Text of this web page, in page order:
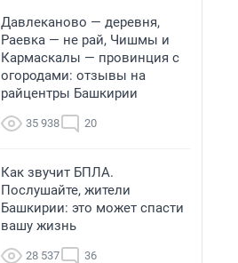
Давлеканово — деревня,
Раевка — не рай, Чишмы и
Кармаскалы — провинция с
огородами: отзывы на
райцентры Башкирии
35 938 20
Как звучит БПЛА.
Послушайте, жители
Башкирии: это может спасти
вашу жизнь
28 537 36